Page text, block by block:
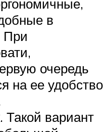
в
При
очередь
на ее удобство
Такой вариант